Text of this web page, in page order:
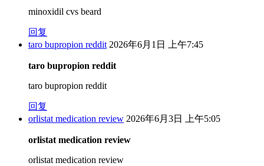
minoxidil cvs beard
回复
taro bupropion reddit 2026年6月1日 上午7:45
taro bupropion reddit
taro bupropion reddit
回复
orlistat medication review 2026年6月3日 上午5:05
orlistat medication review
orlistat medication review